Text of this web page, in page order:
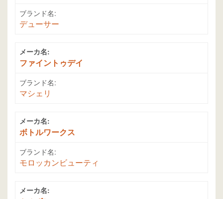
ブランド名:
デューサー
メーカ名:
ファイントゥデイ
ブランド名:
マシェリ
メーカ名:
ボトルワークス
ブランド名:
モロッカンビューティ
メーカ名: